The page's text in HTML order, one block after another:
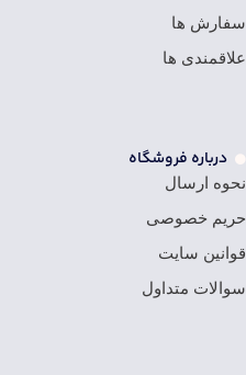
سفارش ها
علاقمندی ها
درباره فروشگاه
نحوه ارسال
حریم خصوصی
قوانین سایت
سوالات متداول